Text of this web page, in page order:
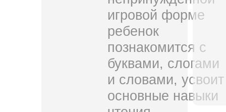
игровой форме
ребенок
познакомится с
буквами, слогами
и словами, усвоит
основные навыки